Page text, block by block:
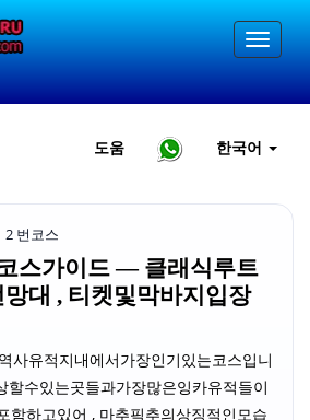
도움 한국어
2 번코스
스가이드 — 클래식루트
대 , 티켓및막바지입장
사유적지내에서가장인기있는코스입니
할수있는곳들과가장많은잉카유적들이
함하고있어 , 마추픽추의상징적인모습